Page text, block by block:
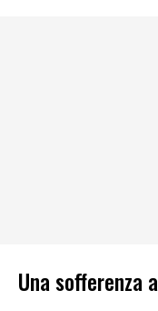
Una sofferenza